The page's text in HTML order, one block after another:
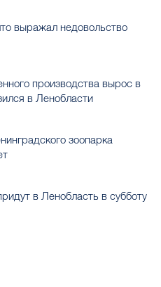
выражал недовольство
производства вырос в
в Ленобласти
зоопарка
в Ленобласть в субботу